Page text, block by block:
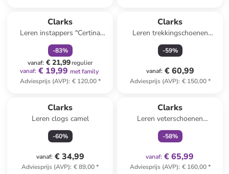
Clarks
Leren instappers "Certina
Pure" bruin
-83%
vanaf: € 21,99regulier
vanaf: € 19,99 met family
Adviesprijs (AVP): € 120,00*
Clarks
Leren trekkingschoenen
"Spypath Lo GTX" zwart
-59%
vanaf: € 60,99
Adviesprijs (AVP): € 150,00*
Clarks
Leren clogs camel
-60%
vanaf: € 34,99
Adviesprijs (AVP): € 89,00*
Clarks
Leren veterschoenen
"Wallabee" paars
-58%
vanaf: € 65,99
Adviesprijs (AVP): € 160,00*